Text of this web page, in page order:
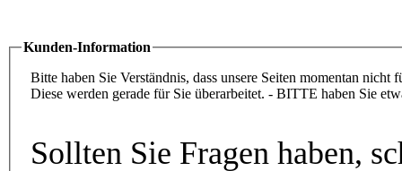
Kunden-Information
Bitte haben Sie Verständnis, dass unsere Seiten
Diese werden gerade für Sie